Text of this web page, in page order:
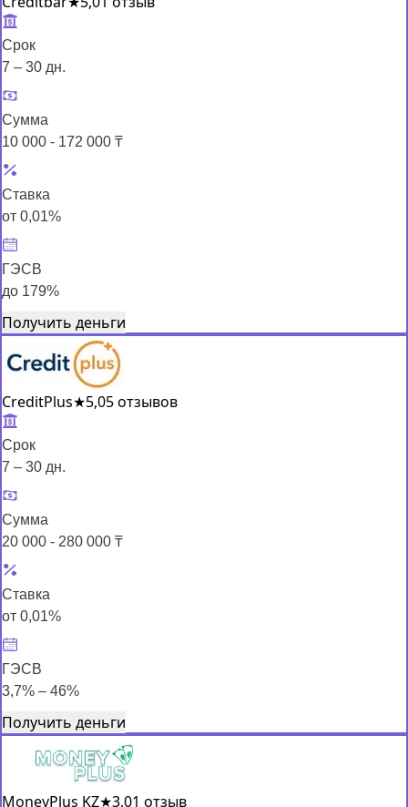
Срок
7 – 30 дн.
Сумма
10 000 - 172 000 ₸
Ставка
от 0,01%
ГЭСВ
до 179%
Получить деньги
CreditPlus★5,05 отзывов
Срок
7 – 30 дн.
Сумма
20 000 - 280 000 ₸
Ставка
от 0,01%
ГЭСВ
3,7% – 46%
Получить деньги
MoneyPlus KZ★3,01 отзыв